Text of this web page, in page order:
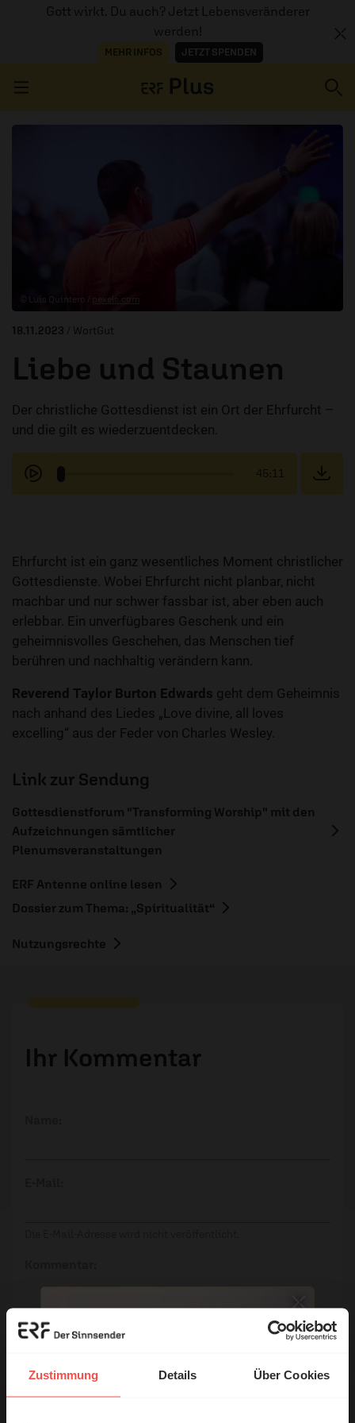
Zustimmung Details Über Cookies
Gott wirkt. Du auch? Jetzt Lebensveränderer
werden!
MEHR INFOS JETZT SPENDEN
© Luis Quintero / pexels.com
18.11.2023 / WortGut
Liebe und Staunen
Der christliche Gottesdienst ist ein Ort der Ehrfurcht –
und die gilt es wiederzuentdecken.
45:11
Ehrfurcht ist ein ganz wesentliches Moment christlicher
Gottesdienste. Wobei Ehrfurcht nicht planbar, nicht
machbar und nur schwer fassbar ist, aber eben auch
erlebbar. Ein unverfügbares Geschenk und ein
geheimnisvolles Geschehen, das Menschen tief
berühren und nachhaltig verändern kann.
Reverend Taylor Burton Edwards geht dem Geheimnis
nach anhand des Liedes „Love divine, all loves
excelling“ aus der Feder von Charles Wesley.
Link zur Sendung
Gottesdienstforum "Transforming Worship" mit den
Aufzeichnungen sämtlicher
Plenumsveranstaltungen
ERF Antenne online lesen
Dossier zum Thema: „Spiritualität“
Nutzungsrechte
Ihr Kommentar
Ich bin damit einverstanden, dass meine Angaben
anonymisiert erfasst und zum Zweck der